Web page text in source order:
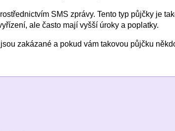
SMS zprávy. Tento typ půjčky je
ale často mají vyšší úroky a poplatky.
jsou zakázané a pokud vám takovou půjčku